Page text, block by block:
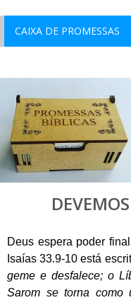
CAIXA DE PROMESSAS
Deus espera poder
Isaías 33.9-10 está
geme e desfalece; o
Sarom se torna como